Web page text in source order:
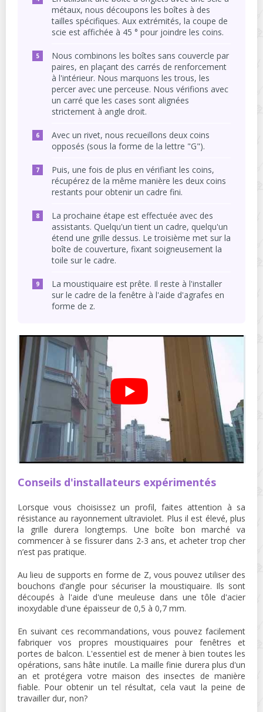
métaux, nous découpons les boîtes à des
tailles spécifiques. Aux extrémités, la coupe de
scie est affichée à 45 ° pour joindre les coins.
Nous combinons les boîtes sans couvercle par
paires, en plaçant des carrés de renforcement
à l'intérieur. Nous marquons les trous, les
percer avec une perceuse. Nous vérifions avec
un carré que les cases sont alignées
strictement à angle droit.
Avec un rivet, nous recueillons deux coins
opposés (sous la forme de la lettre "G").
Puis, une fois de plus en vérifiant les coins,
récupérez de la même manière les deux coins
restants pour obtenir un cadre fini.
La prochaine étape est effectuée avec des
assistants. Quelqu'un tient un cadre, quelqu'un
étend une grille dessus. Le troisième met sur la
boîte de couverture, fixant soigneusement la
toile sur le cadre.
La moustiquaire est prête. Il reste à l'installer
sur le cadre de la fenêtre à l'aide d'agrafes en
forme de z.
Conseils d'installateurs expérimentés
Lorsque vous choisissez un profil, faites attention à sa
résistance au rayonnement ultraviolet. Plus il est élevé, plus
la grille durera longtemps. Une boîte bon marché va
commencer à se fissurer dans 2-3 ans, et acheter trop cher
n’est pas pratique.
Au lieu de supports en forme de Z, vous pouvez utiliser des
bouchons d’angle pour sécuriser la moustiquaire. Ils sont
découpés à l'aide d'une meuleuse dans une tôle d'acier
inoxydable d'une épaisseur de 0,5 à 0,7 mm.
En suivant ces recommandations, vous pouvez facilement
fabriquer vos propres moustiquaires pour fenêtres et
portes de balcon. L'essentiel est de mener à bien toutes les
opérations, sans hâte inutile. La maille finie durera plus d'un
an et protégera votre maison des insectes de manière
fiable. Pour obtenir un tel résultat, cela vaut la peine de
travailler dur, non?